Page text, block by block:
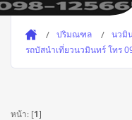
ปริมณฑล
นวมิ
รถบัสนําเที่ยวนวมินทร์ โทร
หน้า: [1]